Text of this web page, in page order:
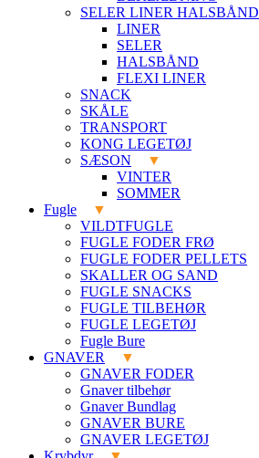
SELER LINER HALSBÅND
LINER
SELER
HALSBÅND
FLEXI LINER
SNACK
SKÅLE
TRANSPORT
KONG LEGETØJ
SÆSON
VINTER
SOMMER
Fugle
VILDTFUGLE
FUGLE FODER FRØ
FUGLE FODER PELLETS
SKALLER OG SAND
FUGLE SNACKS
FUGLE TILBEHØR
FUGLE LEGETØJ
Fugle Bure
GNAVER
GNAVER FODER
Gnaver tilbehør
Gnaver Bundlag
GNAVER BURE
GNAVER LEGETØJ